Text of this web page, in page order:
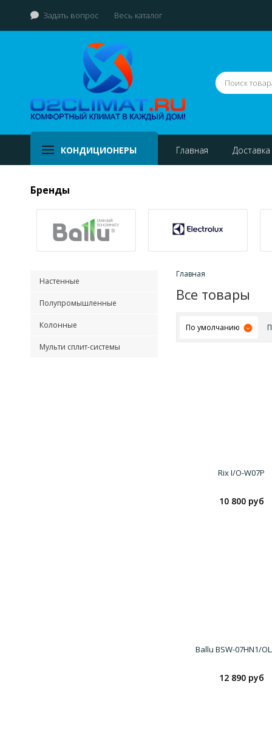
Задать вопрос Весь каталог
КОНДИЦИОНЕРЫ Главная Доставка
Бренды
Настенные
Полупромышленные
Колонные
Мульти сплит-системы
Главная
Все товары
По умолчанию
Rix I/O-W07P
10 800 руб
Ballu BSW-07HN1/
12 890 руб